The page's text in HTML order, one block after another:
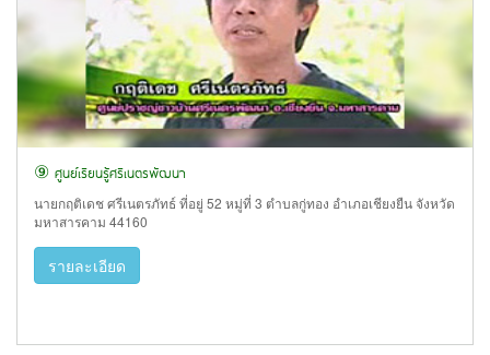
⑨ ศูนย์เรียนรู้ศรีเนตรพัฒนา
นายกฤติเดช ศรีเนตรภัทธ์ ที่อยู่ 52 หมู่ที่ 3 ตำบลกู่ทอง อำเภอเชียงยืน จังหวัด
มหาสารคาม 44160
รายละเอียด